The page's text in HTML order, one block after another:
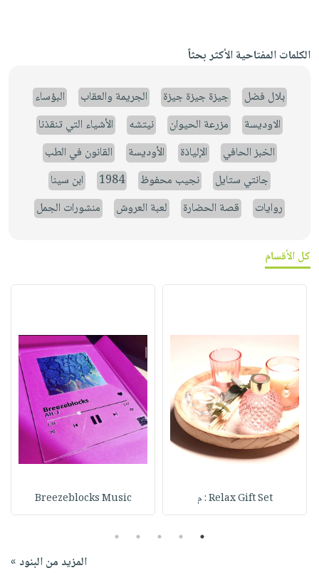
الكلمات المفتاحية الأكثر بحثاً
بلال فضل جيزة جيزة جيزة الجريمة والعقاب
البؤساء
الاوديسة
مزرعة الحيوان نيتشه
الأشياء التي تنقذنا
الخبز الحافي
الإلياذة الأوديسة
القانون في الطب
جانتي ستايل
نجيب محفوظ 1984
ابن سينا
روايات
قصة الحضارة لعبة العروش منشورات الجمل
كل الأقسام
Relax Gift Set : م Breezeblocks Music
1
2
3
4
5
المزيد من البنود »